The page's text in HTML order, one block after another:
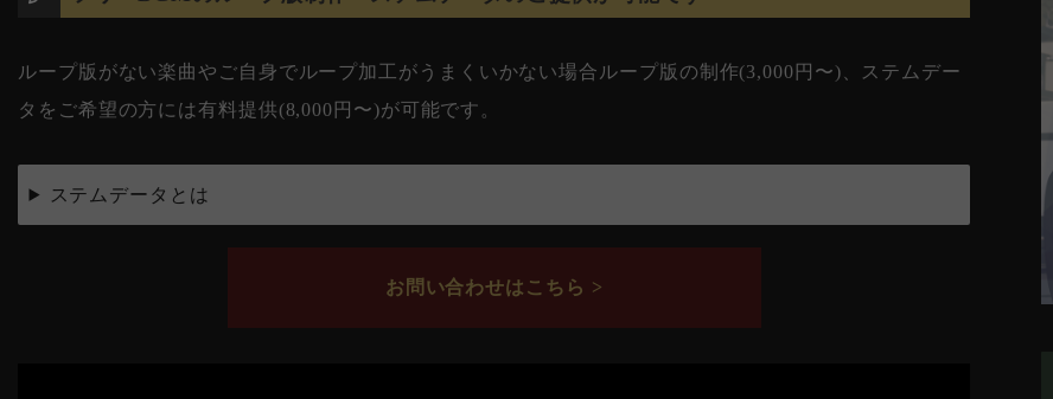
ループ版がない楽曲やご自身でループ加工がうまくいかない場合ループ版の制作(3,000円〜)、ステムデー
タをご希望の方には有料提供(8,000円〜)が可能です。
ステムデータとは
お問い合わせはこちら >